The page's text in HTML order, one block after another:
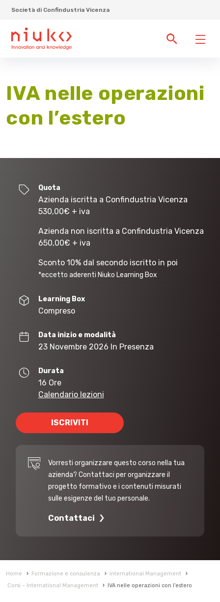
Società di Confindustria Vicenza
IVA nelle operazioni
con l’estero
Quota
Azienda iscritta a Confindustria Vicenza
530,00€ + iva
Azienda non iscritta a Confindustria Vicenza
650,00€ + iva
Sconto 10% dal secondo iscritto in poi
*eccetto aderenti Niuko Learning Box
Learning Box
Compreso
Data inizio e modalità
23 Novembre 2026 In Presenza
Durata
16 Ore
Calendario lezioni
ISCRIVITI
Vorresti organizzare questo corso nella tua
azienda? Contattaci per organizzare il
progetto formativo e i contenuti misurati
sulle esigenze del tuo personale.
Contattaci
Home › Formazione e consulenza › International Management
›
Corsi – International Management
› IVA nelle operazioni con l’estero